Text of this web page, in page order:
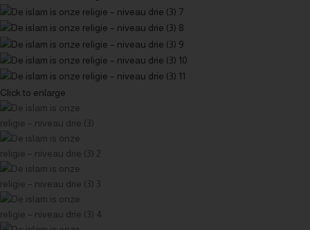
Click to enlarge